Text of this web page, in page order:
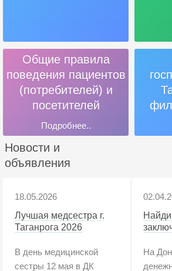
Общие правила
поведения пациентов
(потребителей) и
посетителей
Подробнее..
Новости и
объявления
18.05.2026
Лучшая медсестра г.
Таганрога 2026
В день медицинской
сестры 12 мая в ДК
На